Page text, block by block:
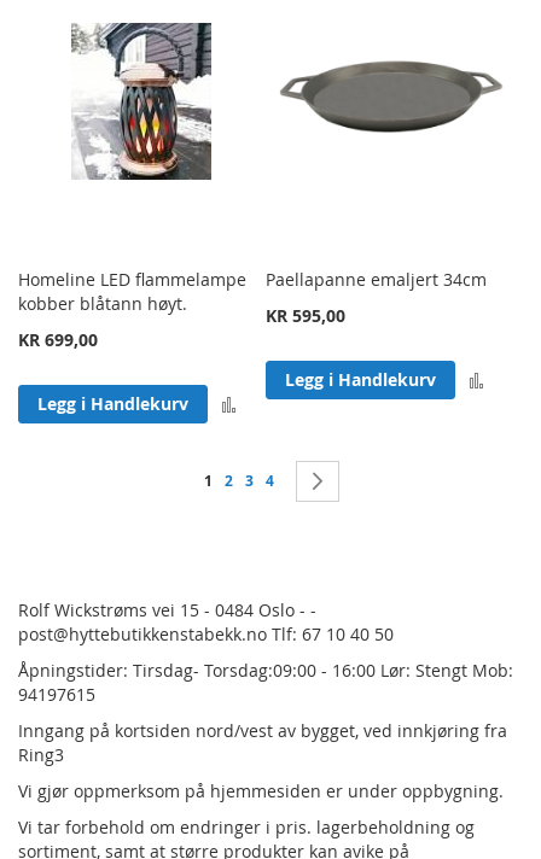
Homeline LED flammelampe
kobber blåtann høyt.
KR 699,00
Legg i Handlekurv Legg til sammenligning
Paellapanne emaljert 34cm
KR 595,00
Legg i Handlekurv
Side
You're currently reading page
1 Side
2 Side
3 Side
4
Rolf Wickstrøms vei 15 - 0484 Oslo - -
post@hyttebutikkenstabekk.no Tlf: 67 10 40 50
Åpningstider: Tirsdag- Torsdag:09:00 - 16:00 Lør: Stengt Mob:
94197615
Inngang på kortsiden nord/vest av bygget, ved innkjøring fra
Ring3
Vi gjør oppmerksom på hjemmesiden er under oppbygning.
Vi tar forbehold om endringer i pris. lagerbeholdning og
sortiment, samt at større produkter kan avike på